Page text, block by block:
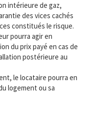
intérieure de gaz,
des vices cachés
constitués le risque.
pourra agir en
du prix payé en cas de
postérieure au
le locataire pourra en
logement ou sa